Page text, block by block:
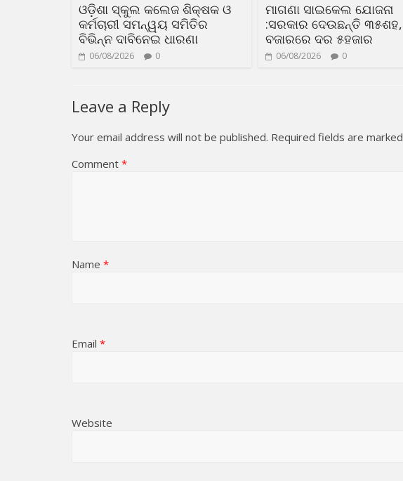
ଓଡ଼ିଶା ସ୍କୁଲ କଲେଜ ଶିକ୍ଷକ ଓ
କର୍ମଚାରୀ ସମନ୍ୱୟ ସମିତିର
ବିଭିନ୍ନ ଦାବିନେଇ ଧାରଣା
06/08/2026 0
ମାଗଣା ସାଇକେଲ ଯୋଜନା
:ସରକାର ଦେଉଛନ୍ତି ୩୫ଶହ,
ବଜାରରେ ଦର ୫ହଜାର
06/08/2026 0
Leave a Reply
Your email address will not be published. Required fields are marked
Comment *
Name *
Email *
Website